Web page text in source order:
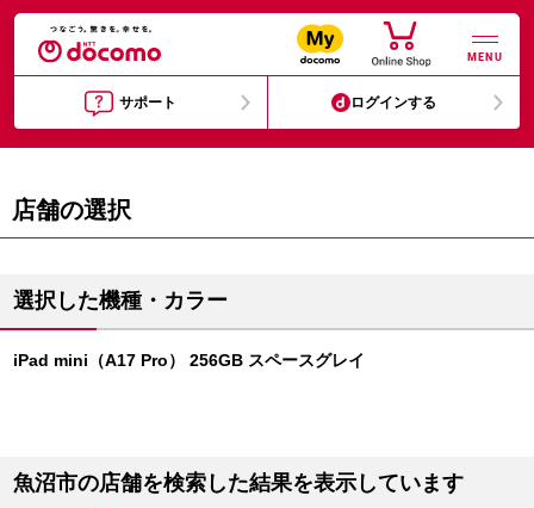
MENU
サポート ログインする
店舗の選択
選択した機種・カラー
iPad mini（A17 Pro） 256GB スペースグレイ
魚沼市の店舗を検索した結果を表示しています